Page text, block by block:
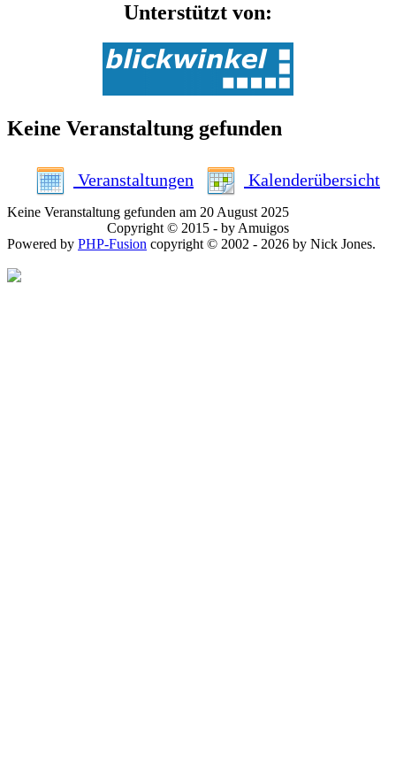
Unterstützt von:
Keine Veranstaltung gefunden
Veranstaltungen Kalenderübersicht
Keine Veranstaltung gefunden am 20 August 2025
Copyright © 2015 - by Amuigos
Powered by PHP-Fusion copyright © 2002 - 2026 by Nick Jones.